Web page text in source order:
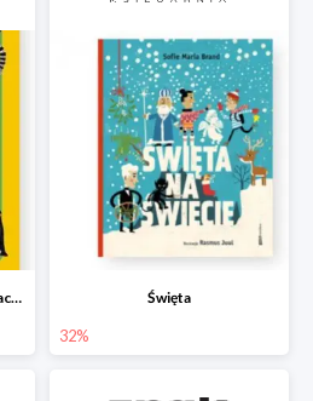
Opowieści o dzikich zwierzętach, które mogą wyginąć. Święta
32%